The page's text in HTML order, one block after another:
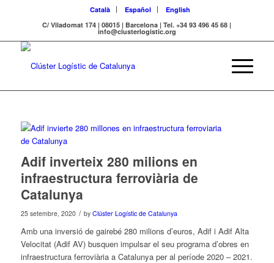
Català Español
English
C/ Viladomat 174 | 08015 | Barcelona | Tel. +34 93 496 45 68 |
info@clusterlogistic.org
Adif inverteix 280 milions en
infraestructura ferroviària de
Catalunya
25 setembre, 2020 / by Clúster Logístic de Catalunya
Amb una inversió de gairebé 280 milions d’euros, Adif i Adif Alta
Velocitat (Adif AV) busquen impulsar el seu programa d’obres en
infraestructura ferroviària a Catalunya per al període 2020 – 2021.